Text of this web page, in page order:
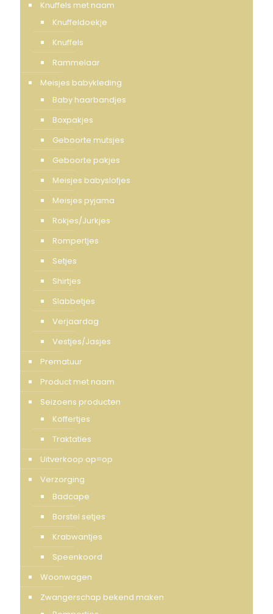
Knuffels met naam
Knuffeldoekje
Knuffels
Rammelaar
Meisjes babykleding
Baby haarbandjes
Boxpakjes
Geboorte mutsjes
Geboorte pakjes
Meisjes babyslofjes
Meisjes pyjama
Rokjes/Jurkjes
Rompertjes
Setjes
Shirtjes
Slabbetjes
Verjaardag
Vestjes/Jasjes
Prematuur
Product met naam
Seizoens producten
Koffertjes
Traktaties
Uitverkoop op=op
Verzorging
Badcape
Borstel setjes
Krabwantjes
Speenkoord
Woonwagen
Zwangerschap bekend maken